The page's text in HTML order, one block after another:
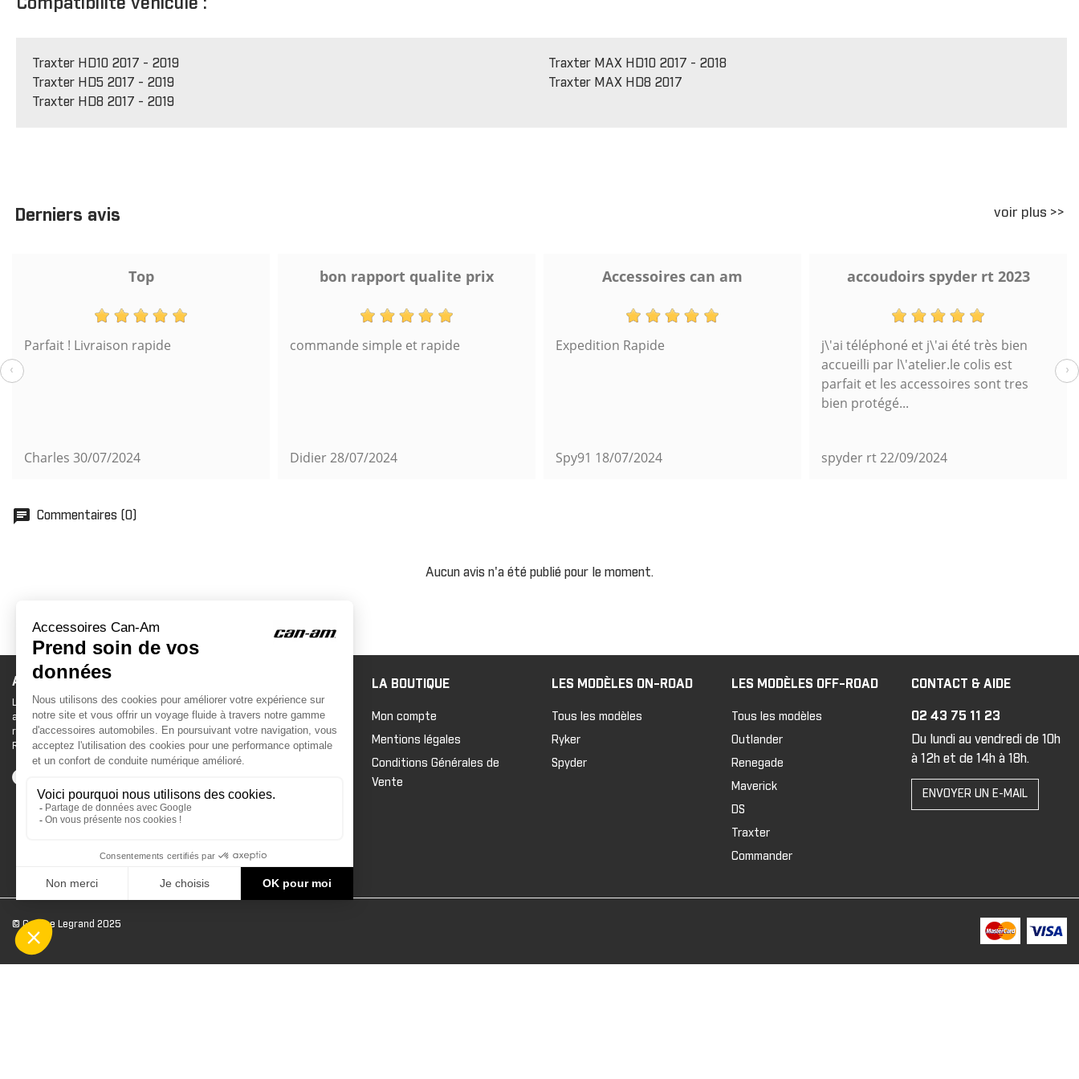
Traxter HD10 2017 - 2019
Traxter HD5 2017 - 2019
Traxter HD8 2017 - 2019
Traxter MAX HD10 2017 - 2018
Traxter MAX HD8 2017
Derniers avis voir plus >>
Top
Parfait ! Livraison rapide
Charles 30/07/2024
bon rapport qualite prix
commande simple et rapide
Didier28/07/2024
Accessoires can am
Expedition Rapide
Spy91 18/07/2024
accoudoirs spyder rt 2023
j\'ai téléphoné et j\'ai été très bien
accueilli par l\'atelier.le colis est
parfait et les accessoires sont tres
bien protégé...
spyder rt22/09/2024
‹ ›
chat Commentaires (0)
Aucun avis n'a été publié pour le moment.
ACCESSOIRES CAN-AM
Le site d'accessoires Can-Am vous propose des
accessoires d'origine pour équiper votre véhicule 3
roues (On Road) ou votre véhicule tout terrain (Off
Road) .
LA BOUTIQUE
Mon compte
Mentions légales
Conditions Générales de
Vente
LES MODÈLES ON-ROAD
Tous les modèles
Ryker
Spyder
LES MODÈLES OFF-ROAD
Tous les modèles
Outlander
Renegade
Maverick
DS
Traxter
Commander
CONTACT & AIDE
02 43 75 11 23
Du lundi au vendredi de 10h
à 12h et de 14h à 18h.
ENVOYER UN E-MAIL
© Groupe Legrand 2025